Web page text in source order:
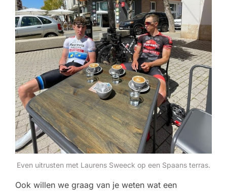
Even uitrusten met Laurens Sweeck op een Spaans terras.
Ook willen we graag van je weten wat een